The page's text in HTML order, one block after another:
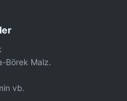
Börek Malz.
vb.